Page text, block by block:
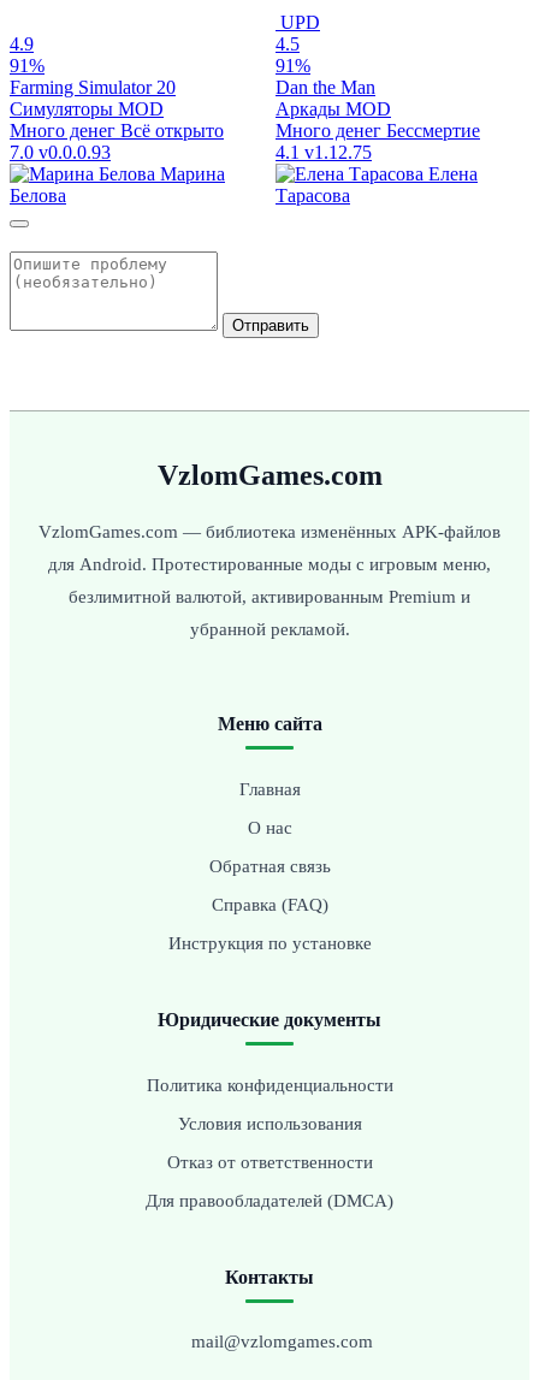
4.9
91%
Farming Simulator 20
Симуляторы MOD
Много денег Всё открыто
7.0 v0.0.0.93
Марина
Белова
UPD
4.5
91%
Dan the Man
Аркады MOD
Много денег Бессмертие
4.1 v1.12.75
Елена
Тарасова
Отправить
VzlomGames.com
VzlomGames.com — библиотека изменённых APK-файлов
для Android. Протестированные моды с игровым меню,
безлимитной валютой, активированным Premium и
убранной рекламой.
Меню сайта
Главная
О нас
Обратная связь
Справка (FAQ)
Инструкция по установке
Юридические документы
Политика конфиденциальности
Условия использования
Отказ от ответственности
Для правообладателей (DMCA)
Контакты
mail@vzlomgames.com